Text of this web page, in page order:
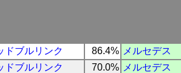
ドブルリンク 86.4% メルセデス
ドブルリンク 70.0% メルセデス